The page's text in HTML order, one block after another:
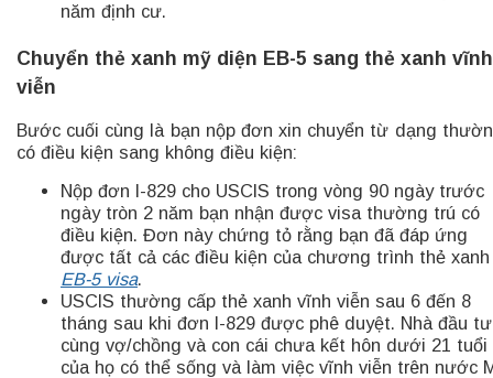
năm định cư.
Chuyển thẻ xanh mỹ diện EB-5 sang thẻ xanh vĩnh
viễn
Bước cuối cùng là bạn nộp đơn xin chuyển từ dạng
có điều kiện sang không điều kiện:
Nộp đơn I-829 cho USCIS trong vòng 90 ngày trước
ngày tròn 2 năm bạn nhận được visa thường trú có
điều kiện. Đơn này chứng tỏ rằng bạn đã đáp ứng
được tất cả các điều kiện của chương trình thẻ xanh
EB-5 visa.
USCIS thường cấp thẻ xanh vĩnh viễn sau 6 đến 8
tháng sau khi đơn I-829 được phê duyệt. Nhà đầu tư
cùng vợ/chồng và con cái chưa kết hôn dưới 21 tuổi
của họ có thể sống và làm việc vĩnh viễn trên nước